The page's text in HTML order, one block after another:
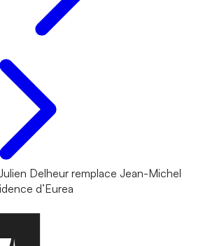
Delheur remplace Jean-Michel
d’Eurea